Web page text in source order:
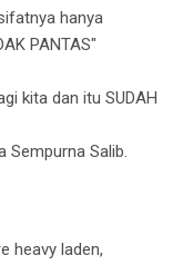
hanya
PANTAS"
kita dan itu SUDAH
Sempurna Salib.
heavy laden,